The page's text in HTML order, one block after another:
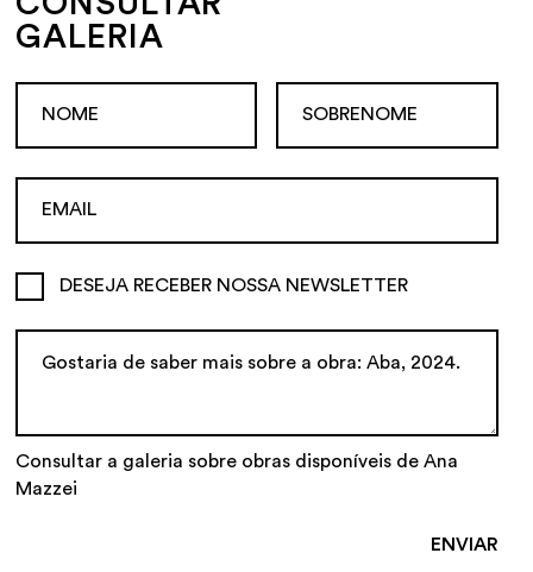
GALERIA
DESEJA RECEBER NOSSA NEWSLETTER
Consultar a galeria sobre obras disponíveis de Ana
Mazzei